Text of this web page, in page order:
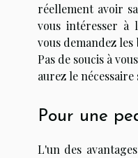
réellement avoir
vous intéresser à
vous demandez
Pas de soucis à
aurez le nécessaire
Pour une
L'un des